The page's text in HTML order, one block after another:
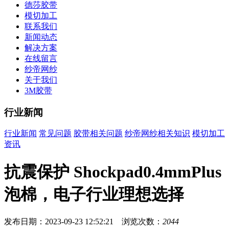
德莎胶带
模切加工
联系我们
新闻动态
解决方案
在线留言
纱帝网纱
关于我们
3M胶带
行业新闻
行业新闻 常见问题 胶带相关问题 纱帝网纱相关知识 模切加工
资讯
抗震保护 Shockpad0.4mmPlus
泡棉，电子行业理想选择
发布日期：2023-09-23 12:52:21 浏览次数： 2044